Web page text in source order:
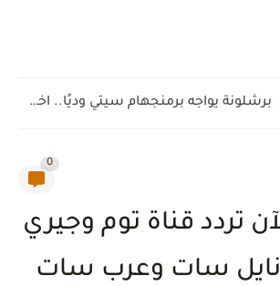
برشلونة يواجه برمنجهام سيتي وديًا.. اختبار جديد لهانز فليك قبل...
0
تردد قناة توم وجيري